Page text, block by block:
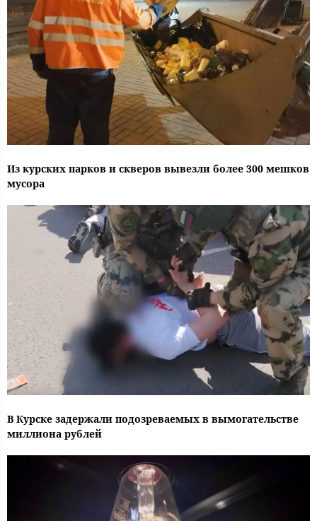
Из курских парков и скверов вывезли более 300 мешков
мусора
В Курске задержали подозреваемых в вымогательстве
миллиона рублей